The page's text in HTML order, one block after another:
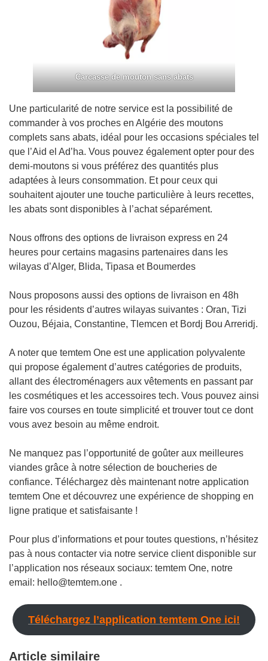
Carcasse de mouton sans abats
Une particularité de notre service est la possibilité de
commander à vos proches en Algérie des moutons
complets sans abats, idéal pour les occasions spéciales tel
que l’Aid el Ad’ha. Vous pouvez également opter pour des
demi-moutons si vous préférez des quantités plus
adaptées à leurs consommation. Et pour ceux qui
souhaitent ajouter une touche particulière à leurs recettes,
les abats sont disponibles à l’achat séparément.
Nous offrons des options de livraison express en 24
heures pour certains magasins partenaires dans les
wilayas d’Alger, Blida, Tipasa et Boumerdes
Nous proposons aussi des options de livraison en 48h
pour les résidents d’autres wilayas suivantes : Oran, Tizi
Ouzou, Béjaia, Constantine, Tlemcen et Bordj Bou Arreridj.
A noter que temtem One est une application polyvalente
qui propose également d’autres catégories de produits,
allant des électroménagers aux vêtements en passant par
les cosmétiques et les accessoires tech. Vous pouvez ainsi
faire vos courses en toute simplicité et trouver tout ce dont
vous avez besoin au même endroit.
Ne manquez pas l’opportunité de goûter aux meilleures
viandes grâce à notre sélection de boucheries de
confiance. Téléchargez dès maintenant notre application
temtem One et découvrez une expérience de shopping en
ligne pratique et satisfaisante !
Pour plus d’informations et pour toutes questions, n’hésitez
pas à nous contacter via notre service client disponible sur
l’application nos réseaux sociaux: temtem One, notre
email: hello@temtem.one .
Téléchargez l’application temtem One ici!
Article similaire